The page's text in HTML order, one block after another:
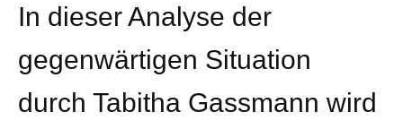
In dieser Analyse der
gegenwärtigen Situation
durch Tabitha Gassmann wird